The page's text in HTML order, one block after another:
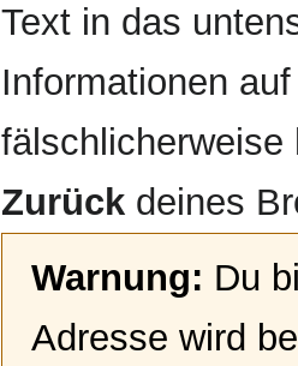
Text in das
Informationen
Zurück deines
Warnung: Du
Adresse wird